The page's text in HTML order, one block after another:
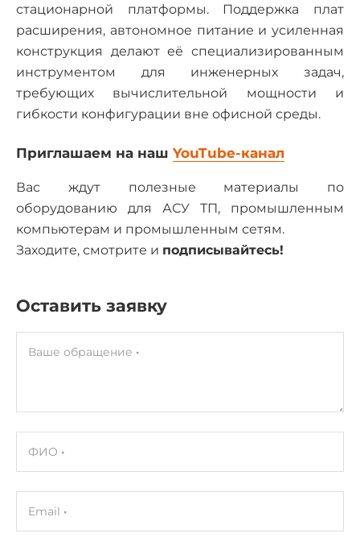
стационарной платформы. Поддержка плат
расширения, автономное питание и усиленная
конструкция делают её специализированным
инструментом для инженерных задач,
требующих вычислительной мощности и
гибкости конфигурации вне офисной среды.
Приглашаем на наш YouTube-канал
Вас ждут полезные материалы по
оборудованию для АСУ ТП, промышленным
компьютерам и промышленным сетям.
Заходите, смотрите и подписывайтесь!
Оставить заявку
Ваше обращение
ФИО
Email